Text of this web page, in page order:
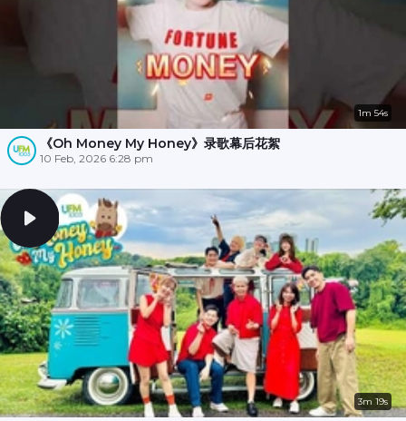
1m 54s
《Oh Money My Honey》录歌幕后花絮
10 Feb, 2026 6:28 pm
3m 19s